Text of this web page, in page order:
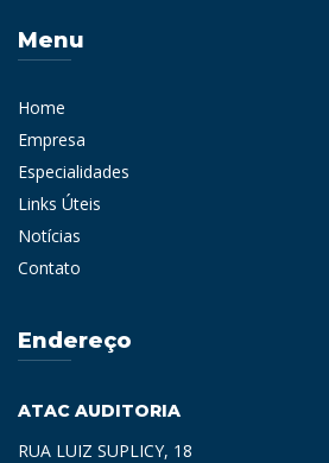
Menu
Home
Empresa
Especialidades
Links Úteis
Notícias
Contato
Endereço
ATAC AUDITORIA
RUA LUIZ SUPLICY, 18